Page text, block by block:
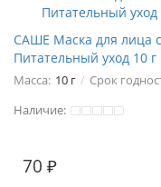
САШЕ Маска для лица
Питательный уход 10
Масса: 10 г Срок
Наличие:
70 ₽